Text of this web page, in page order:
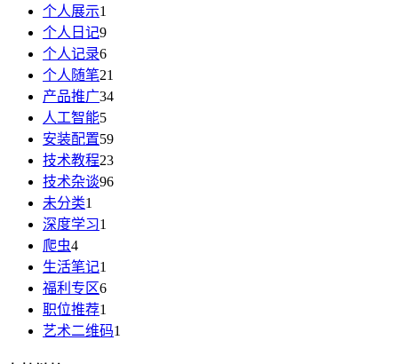
个人展示1
个人日记9
个人记录6
个人随笔21
产品推广34
人工智能5
安装配置59
技术教程23
技术杂谈96
未分类1
深度学习1
爬虫4
生活笔记1
福利专区6
职位推荐1
艺术二维码1